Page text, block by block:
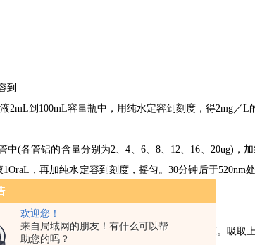
欢迎您！
来自局域网的朋友！有什么可以帮
助您的吗？
到
2mL到 100mL容量瓶中，用纯水定容到刻度，得2mg／L
中(各管铝的含量分别为2、4、 6、 8、 12、 16、 20ug) ，
1OraL ，再加纯水定容到刻度，摇匀。30分钟后于520nm
冷却后转移至25mL容量瓶中，加纯水定容至刻度。吸取